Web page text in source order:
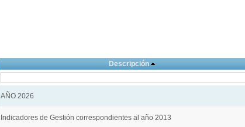
Descripción
AÑO 2026
Indicadores de Gestión correspondientes al año 2013